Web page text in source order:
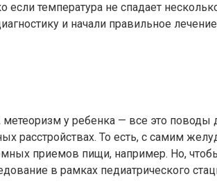
температура не спадает
и начали правильное
у ребенка — все это
расстройствах. То есть, с самим
приемов пищи, например. Но,
в рамках педиатрического